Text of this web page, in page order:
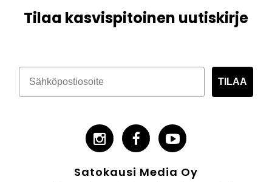
Tilaa kasvispitoinen uutiskirje
TILAA
Satokausi Media Oy